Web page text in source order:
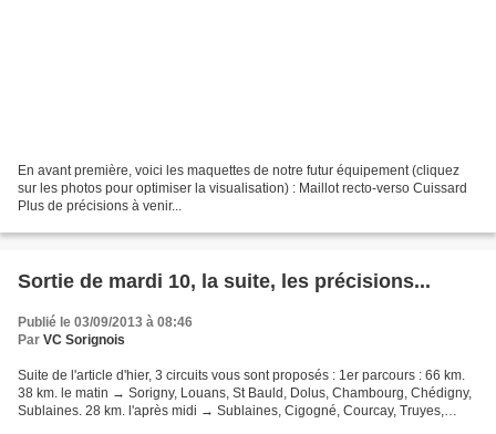
En avant première, voici les maquettes de notre futur équipement (cliquez
sur les photos pour optimiser la visualisation) : Maillot recto-verso Cuissard
Plus de précisions à venir...
Sortie de mardi 10, la suite, les précisions...
Publié le 03/09/2013 à 08:46
Par VC Sorignois
Suite de l'article d'hier, 3 circuits vous sont proposés : 1er parcours : 66 km.
38 km. le matin → Sorigny, Louans, St Bauld, Dolus, Chambourg, Chédigny,
Sublaines. 28 km. l'après midi → Sublaines, Cigogné, Courcay, Truyes,